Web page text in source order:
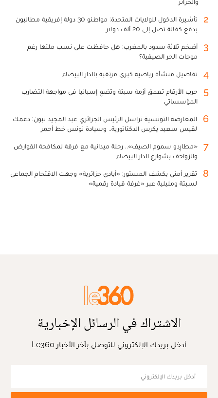
2
تأشيرة الدخول للولايات المتحدة: مواطنو 30 دولة إفريقية مطالبون
بدفع كفالة تصل إلى 20 ألف دولار
3
أضخم ثلاثة سدود بالمغرب: هل حافظت على نسب ملئها رغم
موجات الحر الصيفية؟
4 تفاصيل منشأة رياضية كبرى مرتقبة بالدار البيضاء
5
حرب الأرقام تعمق أزمة سبتة وتضع إسبانيا في مواجهة التضارب
المؤسساتي
6
المعارضة التونسية تراسل الرئيس الجزائري عبد المجيد تبون: دعمك
لقيس سعيد يكرس الدكتاتورية.. وسيادة تونس خط أحمر
7
«مطارِدو سموم الصيف».. رحلة ميدانية مع فرقة لمكافحة القوارض
والزواحف بشوارع الدار البيضاء
8
تقرير أمني يكشف المستور: «أيادي جزائرية» وجهت الاقتحام الجماعي
لسبتة ومليلية عبر «غرفة قيادة رقمية»
الاشتراك في الرسائل الإخبارية
أدخل بريدك الإلكتروني للتوصل بآخر الأخبار Le360